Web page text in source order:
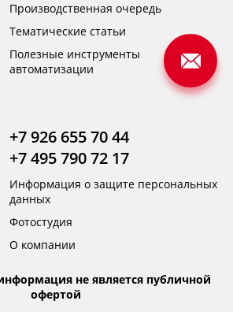
Производственная очередь
Тематические статьи
Полезные инструменты
автоматизации
+7 926 655 70 44
+7 495 790 72 17
Информация о защите персональных
данных
Фотостудия
О компании
не является публичной
офертой